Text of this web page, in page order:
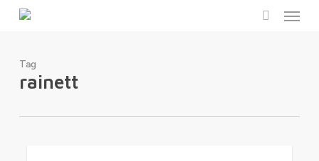
Menu
Tag
rainett